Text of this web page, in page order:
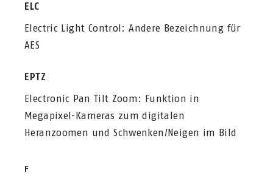
ELC
Electric Light Control: Andere Bezeichnung für
AES
EPTZ
Electronic Pan Tilt Zoom: Funktion in
Megapixel-Kameras zum digitalen
Heranzoomen und Schwenken/Neigen im Bild
F